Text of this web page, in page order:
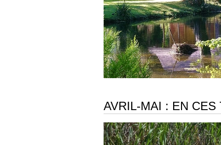
AVRIL-MAI : EN